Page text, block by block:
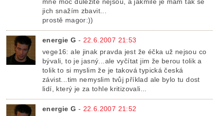
jich snažím zbavit...
prostě magor:))
energie G - 22.6.2007 21:53
vege16: ale jinak pravda jest že éčka už nejsou co
bývali, to je jasný...ale vyčítat jim že berou tolik a
tolik to si myslim že je taková typická česká
závist...tim nemyslim tvůj příklad ale bylo tu dost
lidí, který je za tohle kritizovali...
energie G - 22.6.2007 21:52